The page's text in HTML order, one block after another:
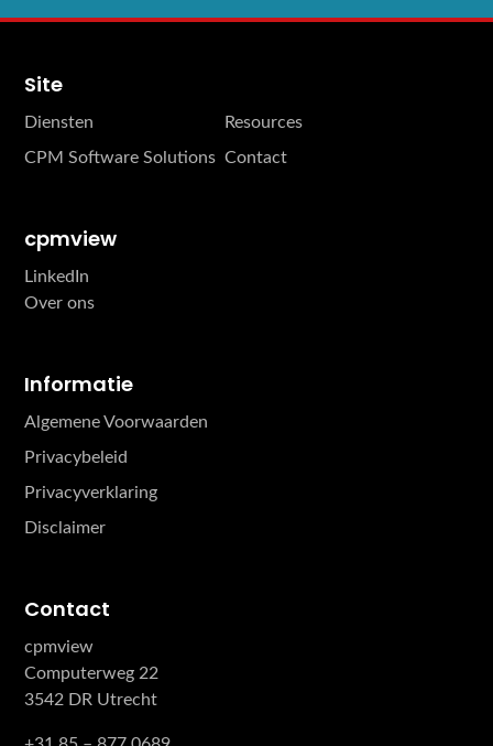
Site
Diensten
Resources
CPM Software Solutions Contact
cpmview
LinkedIn
Over ons
Informatie
Algemene Voorwaarden
Privacybeleid
Privacyverklaring
Disclaimer
Contact
cpmview
Computerweg 22
3542 DR Utrecht